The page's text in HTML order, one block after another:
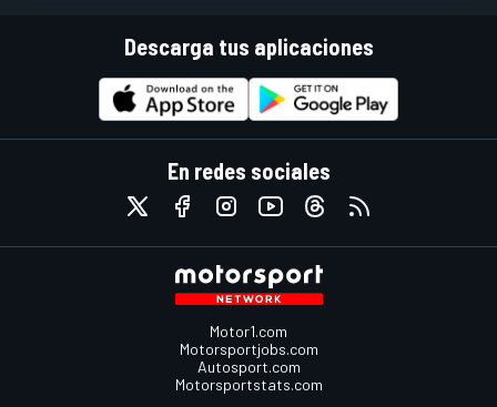
Descarga tus aplicaciones
En redes sociales
Motor1.com
Motorsportjobs.com
Autosport.com
Motorsportstats.com